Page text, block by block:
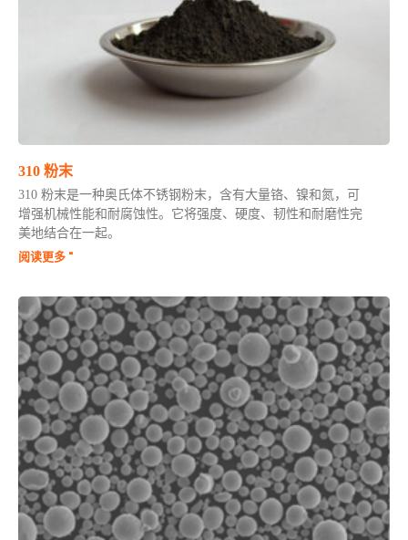
310 粉末
310 粉末是一种奥氏体不锈钢粉末，含有大量铬、镍和氮，可
增强机械性能和耐腐蚀性。它将强度、硬度、韧性和耐磨性完
美地结合在一起。
阅读更多 "